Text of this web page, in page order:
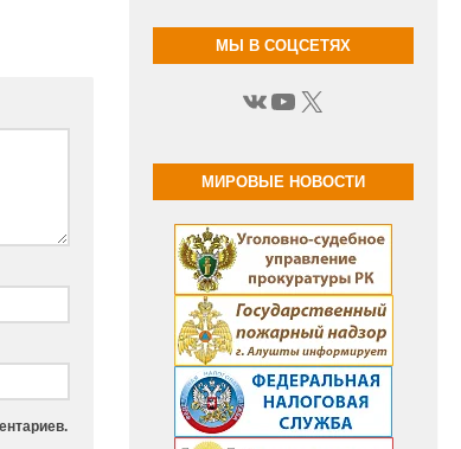
МЫ В СОЦСЕТЯХ
ВКонтакте
YouTube
X
МИРОВЫЕ НОВОСТИ